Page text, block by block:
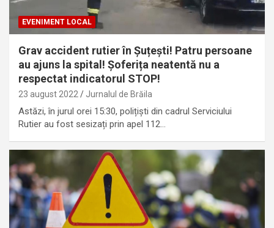
EVENIMENT LOCAL
Grav accident rutier în Șuțești! Patru persoane
au ajuns la spital! Șoferița neatentă nu a
respectat indicatorul STOP!
23 august 2022 Jurnalul de Brăila
Astăzi, în jurul orei 15:30, polițiști din cadrul Serviciului
Rutier au fost sesizați prin apel 112…